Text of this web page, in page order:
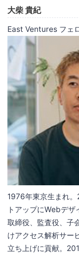
大柴 貴紀
East Ventures フェ
1976年東京生まれ
トアップにWebデザ
取締役、監査役、子
けアクセス解析サー
立ち上げに貢献。